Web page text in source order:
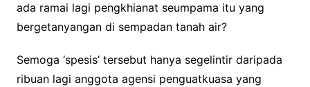
ada ramai lagi pengkhianat seumpama itu yang
bergetanyangan di sempadan tanah air?
Semoga ‘spesis’ tersebut hanya segelintir daripada
ribuan lagi anggota agensi penguatkuasa yang